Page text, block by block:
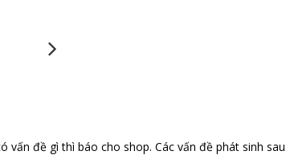
đề gì thì báo cho shop. Các vấn đề phát sinh